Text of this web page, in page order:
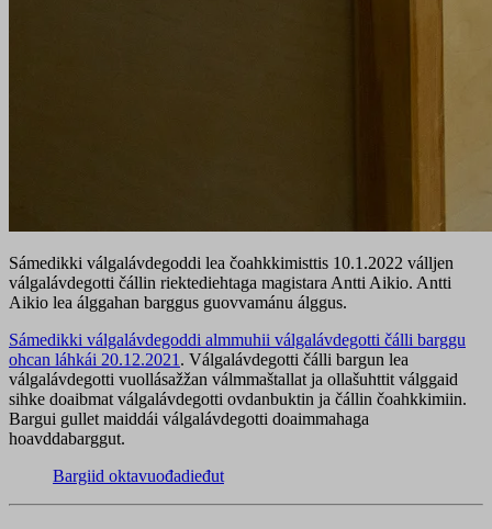
Sámedikki válgalávdegoddi lea čoahkkimisttis 10.1.2022 válljen
válgalávdegotti čállin riektediehtaga magistara Antti Aikio. Antti
Aikio lea álggahan barggus guovvamánu álggus.
Sámedikki válgalávdegoddi almmuhii válgalávdegotti čálli barggu
ohcan láhkái 20.12.2021 . Válgalávdegotti čálli bargun lea
válgalávdegotti vuollásažžan válmmaštallat ja ollašuhttit válggaid
sihke doaibmat válgalávdegotti ovdanbuktin ja čállin čoahkkimiin.
Bargui gullet maiddái válgalávdegotti doaimmahaga
hoavddabarggut.
Bargiid oktavuođadieđut